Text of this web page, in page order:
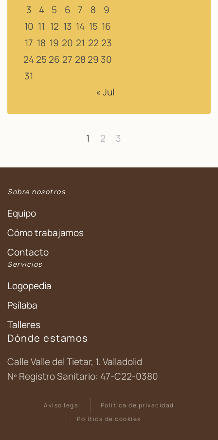
3
4 5 6 7 8
9
10 11 12 13 14 15 16
17 18 19 20 21 22 23
2425 26 27 28 29 30
31
« Jul
1 2 3
Sobre nosotros
Equipo
Cómo trabajamos
Contacto
Servicios
Logopedia
Psílaba
Talleres
Dónde estamos
Calle Valle del Tietar, 1. Valladolid
Nº Registro Sanitario: 47-C22-0380
Aviso legal
Política de privacidad
Política de cookies